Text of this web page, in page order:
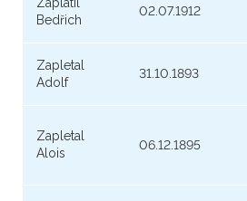
Bedřich
02.07.1912
Zapletal
Adolf
31.10.1893
Zapletal
Alois
06.12.1895